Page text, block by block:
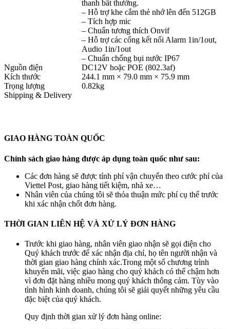
thanh bất thường.
– Hỗ trợ khe cắm thẻ nhớ lên đến 512GB
– Tích hợp mic
– Chuẩn tương thích Onvif
– Hỗ trợ các cổng kết nối Alarm 1in/1out,
Audio 1in/1out
– Chuẩn chống bụi nước IP67
Nguồn điện
DC12V hoặc POE (802.3af)
Kích thước
244.1 mm × 79.0 mm × 75.9 mm
Trọng lượng
0.82kg
Shipping & Delivery
GIAO HÀNG TOÀN QUỐC
Chính sách giao hàng được áp dụng toàn quốc như sau:
Các đơn hàng sẽ được tính phí vận chuyển theo cước phí của
Viettel Post, giao hàng tiết kiệm, nhà xe…
Nhân viên của chúng tôi sẽ thỏa thuận mức phí cụ thể trước
khi xác nhận chốt đơn hàng.
THỜI GIAN LIÊN HỆ VÀ XỬ LÝ ĐƠN HÀNG
Trước khi giao hàng, nhân viên giao nhận sẽ gọi điện cho
Quý khách trước để xác nhận địa chỉ, họ tên người nhận và
thời gian giao hàng chính xác.Trong một số chương trình
khuyến mãi, việc giao hàng cho quý khách có thể chậm hơn
vì đơn đặt hàng nhiều mong quý khách thông cảm. Tùy vào
tình hình kinh doanh, chúng tôi sẽ giải quyết những yêu cầu
đặc biệt của quý khách.
Quy định thời gian xử lý đơn hàng online: